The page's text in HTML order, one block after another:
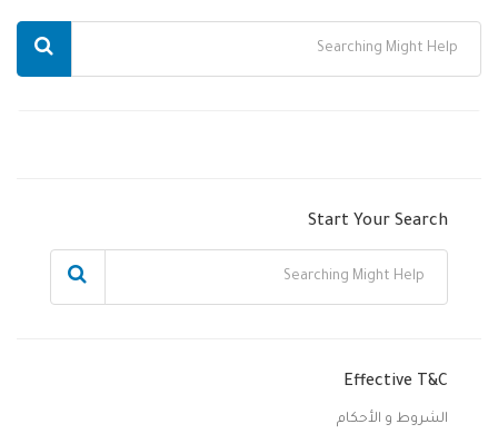
Start Your Search
Effective T&C
الشروط و الأحكام